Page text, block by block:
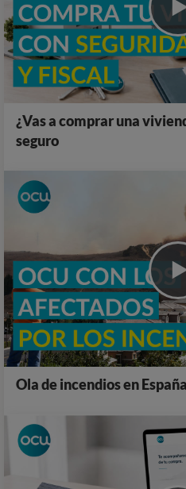
¿Vas a comprar una
seguro
Ola de incendios en